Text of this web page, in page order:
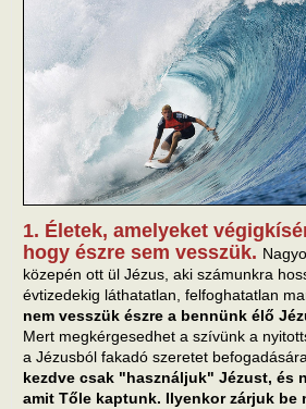
1. Életek, amelyeket
hogy észre sem vesszük.
közepén ott ül Jézus, aki számunkra
évtizedekig láthatatlan, felfoghatatlan
nem vesszük észre a bennünk élő
Mert megkérgesedhet a szívünk a
a Jézusból fakadó szeretet
kezdve csak "használjuk" Jézust, és
amit Tőle kaptunk. Ilyenkor zárjuk be